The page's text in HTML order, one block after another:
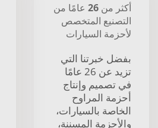
أكثر من 26 عامًا من
التصنيع المتخصص
لأحزمة السيارات
بفضل خبرتنا التي
تزيد عن 26 عامًا
في تصميم وإنتاج
أحزمة المراوح
الخاصة بالسيارات،
والأحزمة المسننة،